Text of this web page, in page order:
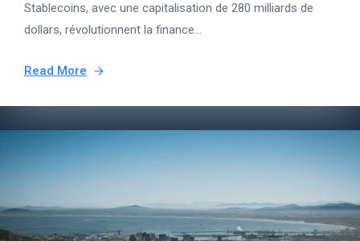
Stablecoins, avec une capitalisation de 280 milliards de
dollars, révolutionnent la finance...
Read More